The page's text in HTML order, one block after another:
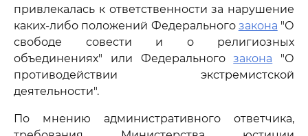
привлекалась к ответственности за нарушение
каких-либо положений Федерального закона "О
свободе совести и о религиозных
объединениях" или Федеральногозакона "О
противодействии экстремистской
деятельности".
По мнению административного ответчика,